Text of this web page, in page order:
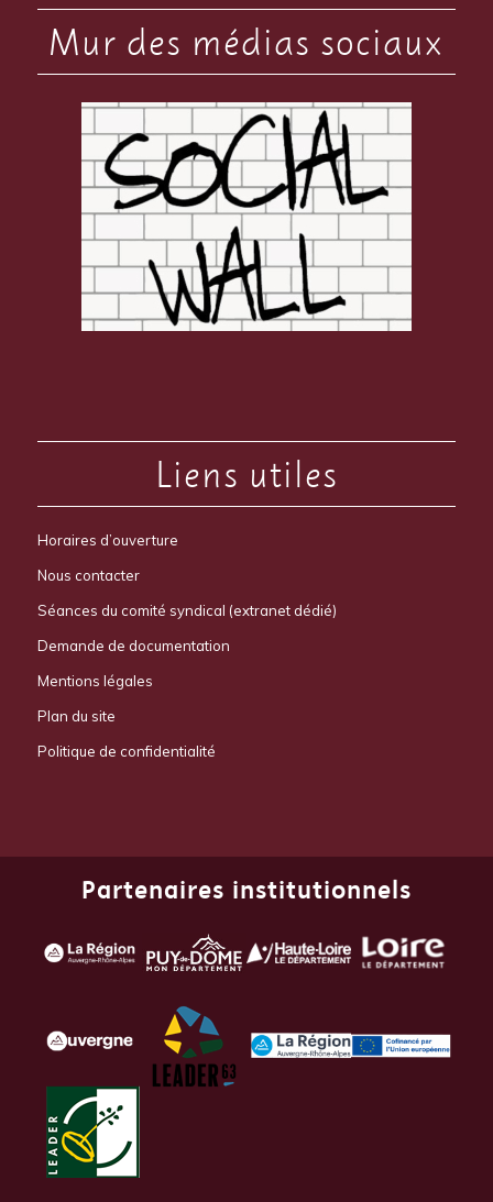
Mur des médias sociaux
Liens utiles
Horaires d’ouverture
Nous contacter
Séances du comité syndical (extranet dédié)
Demande de documentation
Mentions légales
Plan du site
Politique de confidentialité
Partenaires institutionnels